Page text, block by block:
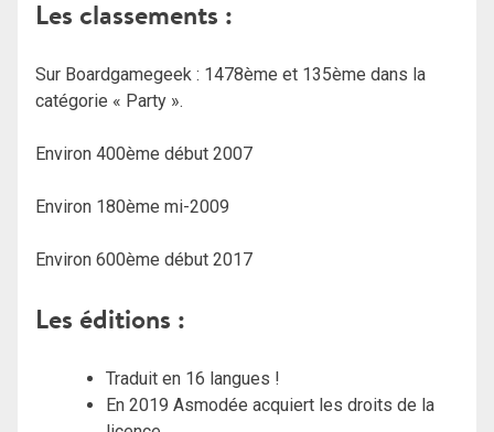
Les classements :
Sur Boardgamegeek : 1478ème et 135ème dans la
catégorie « Party ».
Environ 400ème début 2007
Environ 180ème mi-2009
Environ 600ème début 2017
Les éditions :
Traduit en 16 langues !
En 2019 Asmodée acquiert les droits de la